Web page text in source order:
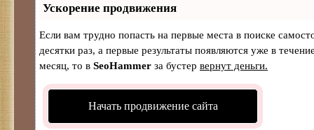
Ускорение продвижения
Если вам трудно попасть на первые места в поиске
десятки раз, а первые результаты появляются уже в
месяц, то в SeoHammer за бустер вернут деньги.
Начать продвижение сайта